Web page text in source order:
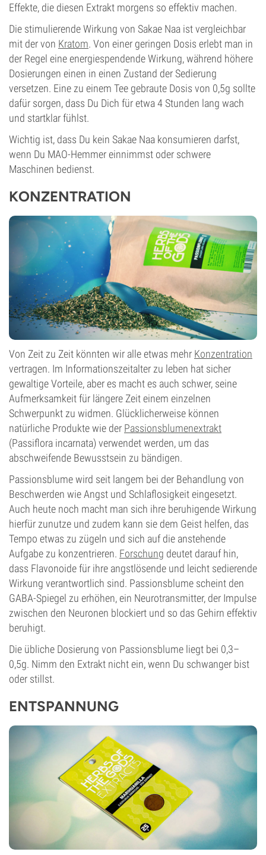
Effekte, die diesen Extrakt morgens so effektiv machen.
Die stimulierende Wirkung von Sakae Naa ist vergleichbar
mit der von Kratom. Von einer geringen Dosis erlebt man in
der Regel eine energiespendende Wirkung, während höhere
Dosierungen einen in einen Zustand der Sedierung
versetzen. Eine zu einem Tee gebraute Dosis von 0,5g sollte
dafür sorgen, dass Du Dich für etwa 4 Stunden lang wach
und startklar fühlst.
Wichtig ist, dass Du kein Sakae Naa konsumieren darfst,
wenn Du MAO-Hemmer einnimmst oder schwere
Maschinen bedienst.
KONZENTRATION
Von Zeit zu Zeit könnten wir alle etwas mehr Konzentration
vertragen. Im Informationszeitalter zu leben hat sicher
gewaltige Vorteile, aber es macht es auch schwer, seine
Aufmerksamkeit für längere Zeit einem einzelnen
Schwerpunkt zu widmen. Glücklicherweise können
natürliche Produkte wie der Passionsblumenextrakt
(Passiflora incarnata) verwendet werden, um das
abschweifende Bewusstsein zu bändigen.
Passionsblume wird seit langem bei der Behandlung von
Beschwerden wie Angst und Schlaflosigkeit eingesetzt.
Auch heute noch macht man sich ihre beruhigende Wirkung
hierfür zunutze und zudem kann sie dem Geist helfen, das
Tempo etwas zu zügeln und sich auf die anstehende
Aufgabe zu konzentrieren. Forschung deutet darauf hin,
dass Flavonoide für ihre angstlösende und leicht sedierende
Wirkung verantwortlich sind. Passionsblume scheint den
GABA-Spiegel zu erhöhen, ein Neurotransmitter, der Impulse
zwischen den Neuronen blockiert und so das Gehirn effektiv
beruhigt.
Die übliche Dosierung von Passionsblume liegt bei 0,3–
0,5g. Nimm den Extrakt nicht ein, wenn Du schwanger bist
oder stillst.
ENTSPANNUNG